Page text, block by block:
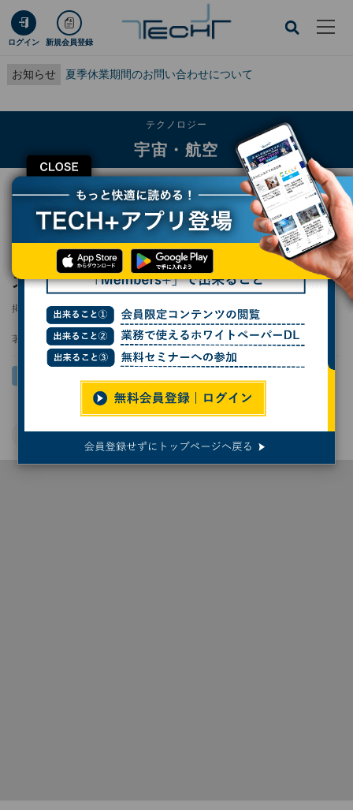
ログイン 新規会員登録
お知らせ 夏季休業期間のお問い合わせについて
CLOSE
テクノロジー
宇宙・航空
TECH+ テクノロジー
宇宙・航空
GMOサイバーセキュリティ×ワープスペース、宇宙衛星システムで提携
GMOサイバーセキュリティ×ワープスペー
ス、宇宙衛星システムで提携
掲載日 2025/06/13 16:24
著者： 森歩美
宇宙 サイバーセキュリティ